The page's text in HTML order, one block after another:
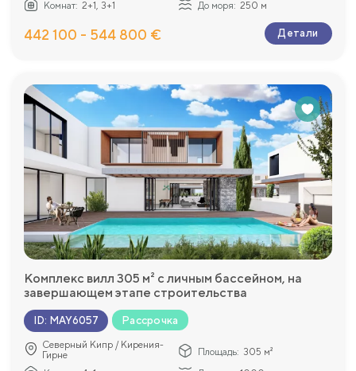
Комнат: 2+1, 3+1 До моря: 250 м
442 100 - 544 800 € Детали
Комплекс вилл 305 м² с личным бассейном, на
завершающем этапе строительства
ID: MAY6057 Рассрочка
Северный Кипр / Кирения-
Гирне
Площадь: 305 м²